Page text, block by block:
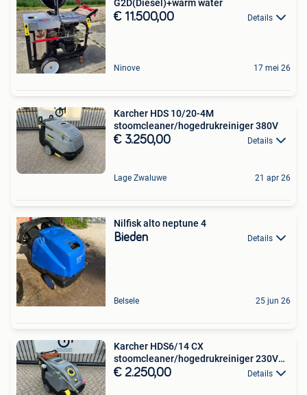
G2D(Diesel)+warm water
€ 11.500,00 Details
Ninove 17 mei 26
Karcher HDS 10/20-4M
stoomcleaner/hogedrukreiniger 380V
€ 3.250,00 Details
Lage Zwaluwe 21 apr 26
Nilfisk alto neptune 4
Bieden Details
Belsele 25 jun 26
Karcher HDS6/14 CX
stoomcleaner/hogedrukreiniger 230V
BJ2022
€ 2.250,00 Details